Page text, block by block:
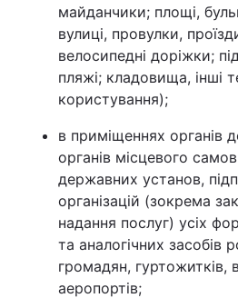
майданчики; площі,
вулиці, провулки,
велосипедні доріжки;
пляжі; кладовища, інші
користування);
в приміщеннях органів
органів місцевого
державних установ,
організацій (зокрема
надання послуг) усіх
та аналогічних засобів
громадян, гуртожитків,
аеропортів;